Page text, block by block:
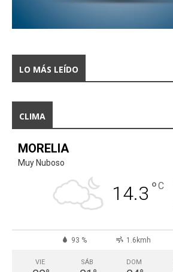
LO MÁS LEÍDO
CLIMA
MORELIA
Muy Nuboso
14.3 °C
93 % 1.6kmh
VIE SÁB DOM